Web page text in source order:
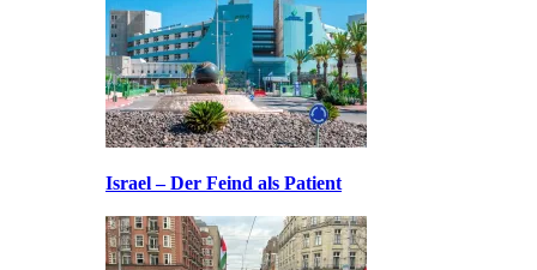
Israel – Der Feind als Patient